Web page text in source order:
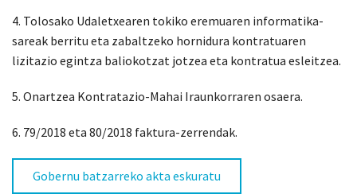
4. Tolosako Udaletxearen tokiko eremuaren informatika-
sareak berritu eta zabaltzeko hornidura kontratuaren
lizitazio egintza baliokotzat jotzea eta kontratua esleitzea.
5. Onartzea Kontratazio-Mahai Iraunkorraren osaera.
6. 79/2018 eta 80/2018 faktura-zerrendak.
Gobernu batzarreko akta eskuratu